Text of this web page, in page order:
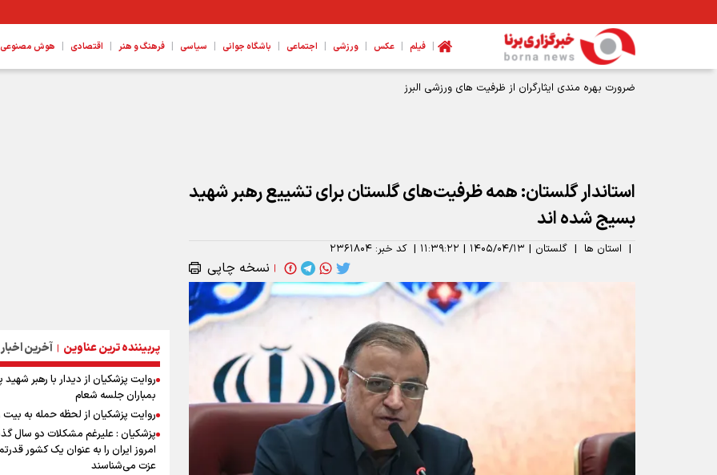
| فیلم | عکس | ورزشی | اجتماعی | باشگاه جوانی | سیاسی | فرهنگ و هنر | اقتصادی | هوش مصنوعی،
ضرورت بهره مندی ایثارگران از ظرفیت های ورزشی البرز
استاندار گلستان: همه ظرفیت‌های گلستان برای تشییع رهبر شهید
بسیج شده اند
| استان ها | گلستان | ۱۴۰۵/۰۴/۱۳ | ۱۱:۳۹:۲۲ | کد خبر: ۲۳۶۱۸۰۴
| نسخه چاپی
پربیننده ترین عناوین | آخرین اخبار
روایت پزشکیان از دیدار با رهبر
بمباران جلسه شعام
روایت پزشکیان از لحظه حمله به بیت
پزشکیان : علیرغم مشکلات دو سال
امروز ایران را به عنوان یک کشور
عزت می‌شناسند